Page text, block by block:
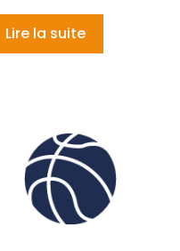
Lire la suite